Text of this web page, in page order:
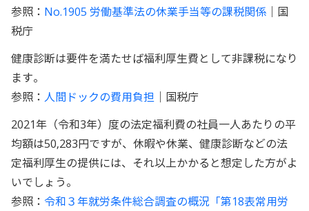
参照： No.1905 労働基準法の休業手当等の課税関係 ｜国
税庁
健康診断は要件を満たせば福利厚生費として非課税になり
ます。
参照： 人間ドックの費用負担 ｜国税庁
2021年（令和3年）度の法定福利費の社員一人あたりの平
均額は50,283円ですが、休暇や休業、健康診断などの法
定福利厚生の提供には、それ以上かかると想定した方がよ
いでしょう。
参照： 令和３年就労条件総合調査の概況「第18表常用労